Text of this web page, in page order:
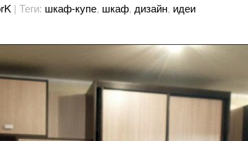
| Теги: шкаф-купе, шкаф, дизайн, идеи